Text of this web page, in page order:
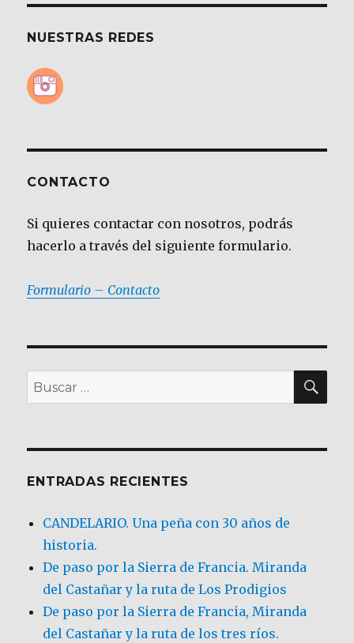
NUESTRAS REDES
CONTACTO
Si quieres contactar con nosotros, podrás
hacerlo a través del siguiente formulario.
Formulario – Contacto
Buscar
por:
ENTRADAS RECIENTES
CANDELARIO. Una peña con 30 años de
historia.
De paso por la Sierra de Francia. Miranda
del Castañar y la ruta de Los Prodigios
De paso por la Sierra de Francia, Miranda
del Castañar y la ruta de los tres ríos.